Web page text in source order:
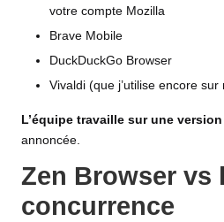
votre compte Mozilla
Brave Mobile
DuckDuckGo Browser
Vivaldi (que j’utilise encore sur
L’équipe travaille sur une
annoncée.
Zen Browser vs
concurrence